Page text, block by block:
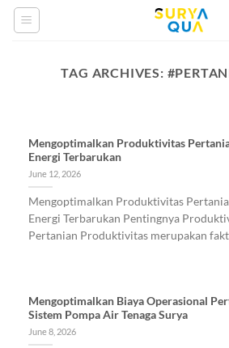
Skip
TAG ARCHIVES:
Mengoptimalkan Produktivitas
Energi Terbarukan
June 12, 2026
Mengoptimalkan Produktivitas
Energi Terbarukan Pentingnya
Pertanian Produktivitas merupakan
Mengoptimalkan Biaya Operasional
Sistem Pompa Air Tenaga Surya
June 8, 2026